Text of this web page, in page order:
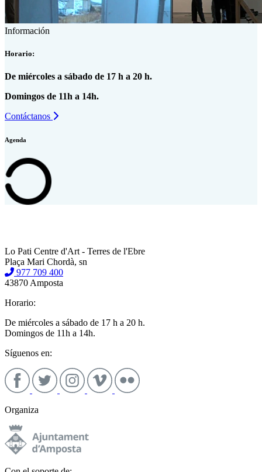
Información
Horario:
De miércoles a sábado de 17 h a 20 h.
Domingos de 11h a 14h.
Contáctanos
Agenda
Lo Pati Centre d'Art - Terres de l'Ebre
Plaça Mari Chordà, sn
977 709 400
43870 Amposta
Horario:
De miércoles a sábado de 17 h a 20 h.
Domingos de 11h a 14h.
Síguenos en:
Organiza